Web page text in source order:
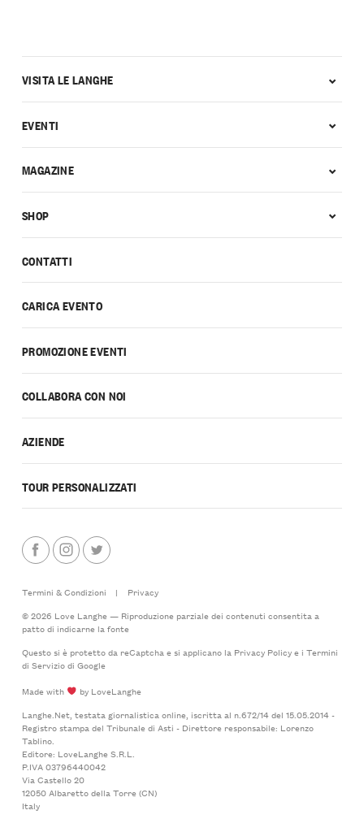
CONTATTI
CARICA EVENTO
PROMOZIONE EVENTI
COLLABORA CON NOI
AZIENDE
TOUR PERSONALIZZATI
VISITA LE LANGHE
EVENTI
MAGAZINE
SHOP
Termini & Condizioni |
Privacy
© 2026 Love Langhe — Riproduzione parziale dei contenuti consentita a
patto di indicarne la fonte
Questo si è protetto da reCaptcha e si applicano la Privacy Policye i Termini
di Serviziodi Google
Made with
by LoveLanghe
Langhe.Net, testata giornalistica online, iscritta al n.672/14 del 15.05.2014 -
Registro stampa del Tribunale di Asti - Direttore responsabile: Lorenzo
Tablino.
Editore: LoveLanghe S.R.L.
P.IVA 03796440042
Via Castello 20
12050 Albaretto della Torre (CN)
Italy